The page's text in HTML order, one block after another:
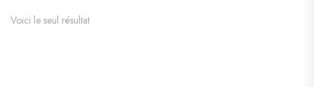
Voici le seul résultat